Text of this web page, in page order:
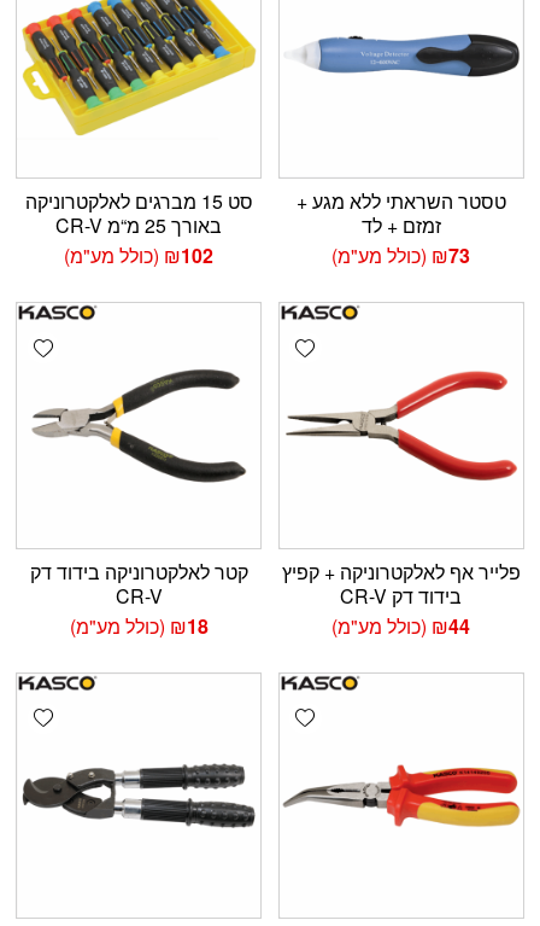
טסטר השראתי ללא מגע +
זמזם + לד
₪73 (כולל מע"מ)
סט 15 מברגים לאלקטרוניקה
באורך 25 מ“מ CR-V
₪102 (כולל מע"מ)
Add wishlist
פלייר אף לאלקטרוניקה + קפיץ
בידוד דק CR-V
₪44 (כולל מע"מ)
קטר לאלקטרוניקה בידוד דק
CR-V
₪18 (כולל מע"מ)
Add wishlist